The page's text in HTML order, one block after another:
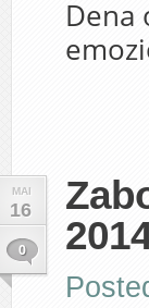
Dena
MAI
16
0